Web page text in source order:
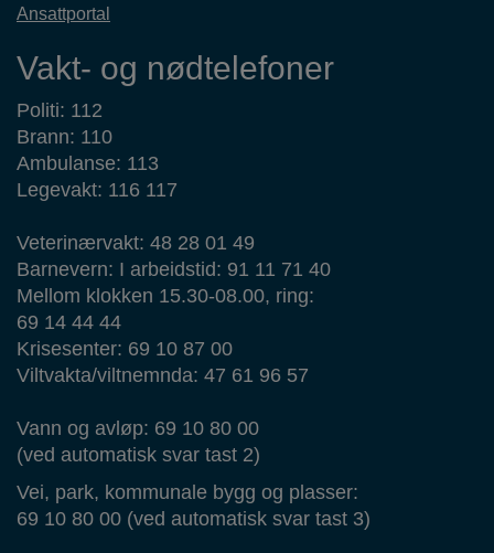
Ansattportal
Vakt- og nødtelefoner
Politi: 112
Brann: 110
Ambulanse: 113
Legevakt: 116 117
Veterinærvakt: 48 28 01 49
Barnevern: I arbeidstid: 91 11 71 40
Mellom klokken 15.30-08.00, ring:
69 14 44 44
Krisesenter: 69 10 87 00
Viltvakta/viltnemnda: 47 61 96 57
Vann og avløp: 69 10 80 00
(ved automatisk svar tast 2)
Vei, park, kommunale bygg og plasser:
69 10 80 00 (ved automatisk svar tast 3)